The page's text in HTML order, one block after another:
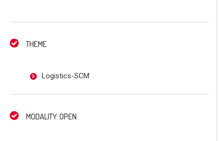
THEME
Logistics-SCM
MODALITY: OPEN